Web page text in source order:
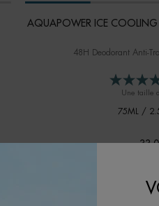
AQUAPOWER ICE COOLING
48H Deodorant Anti-
Une taille
75ML /